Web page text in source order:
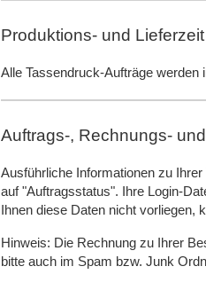
Produktions- und
Alle Tassendruck-Aufträge werden
Auftrags-, Rechnungs-
Ausführliche Informationen zu
auf "Auftragsstatus". Ihre Login-
Ihnen diese Daten nicht vorliegen,
Hinweis: Die Rechnung zu Ihrer
bitte auch im Spam bzw. Junk